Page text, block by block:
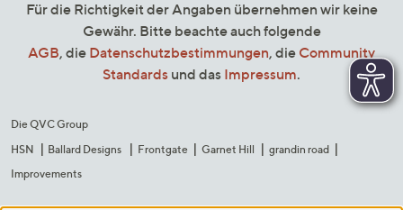
Für die Richtigkeit der Angaben übernehmen wir keine
Gewähr. Bitte beachte auch folgende
AGB, die Datenschutzbestimmungen, die Community
Standards und das Impressum.
Die QVC Group
HSN
Ballard Designs Frontgate Garnet Hill
grandin road
Improvements